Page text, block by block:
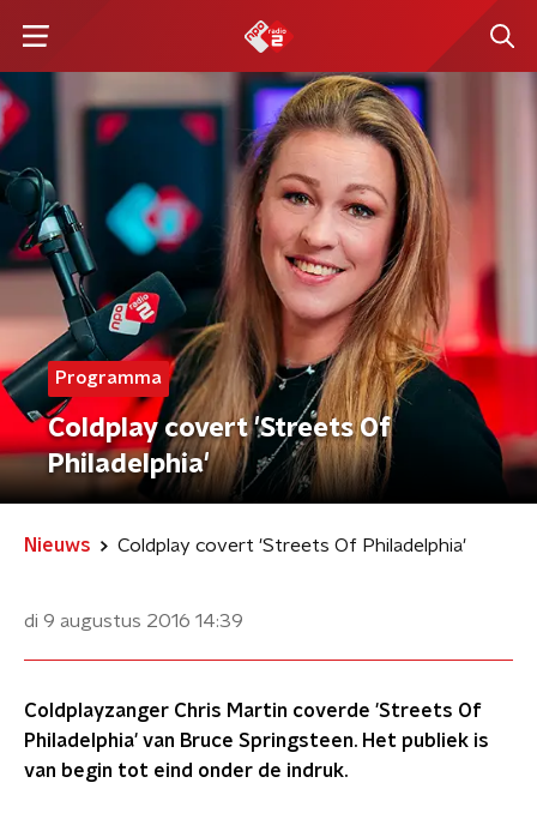
Programma
Coldplay covert 'Streets Of
Philadelphia'
Nieuws Coldplay covert 'Streets Of Philadelphia'
di 9 augustus 2016 14:39
Coldplayzanger Chris Martin coverde 'Streets Of
Philadelphia' van Bruce Springsteen. Het publiek is
van begin tot eind onder de indruk.